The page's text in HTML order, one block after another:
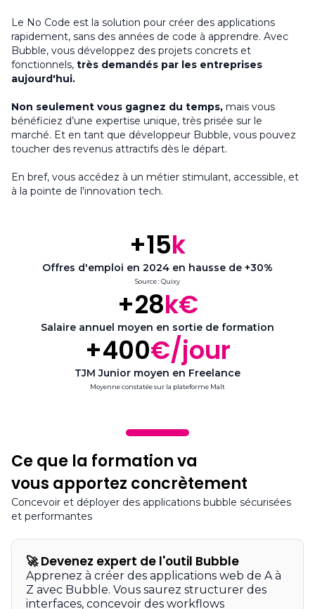
Le No Code est la solution pour créer des applications
rapidement, sans des années de code à apprendre. Avec
Bubble, vous développez des projets concrets et
fonctionnels, très demandés par les entreprises
aujourd'hui.
Non seulement vous gagnez du temps, mais vous
bénéficiez d’une expertise unique, très prisée sur le
marché. Et en tant que développeur Bubble, vous pouvez
toucher des revenus attractifs dès le départ.
En bref, vous accédez à un métier stimulant, accessible, et
à la pointe de l'innovation tech.
+15k
Offres d'emploi en 2024 en hausse de +30%
Source : Quixy
+28k€
Salaire annuel moyen en sortie de formation
+400€/jour
TJM Junior moyen en Freelance
Moyenne constatée sur la plateforme Malt
Ce que la formation va
vous apportez concrètement
Concevoir et déployer des applications bubble sécurisées
et performantes
🚀Devenez expert de l'outil Bubble
Apprenez à créer des applications web de A à
Z avec Bubble. Vous saurez structurer des
interfaces, concevoir des workflows